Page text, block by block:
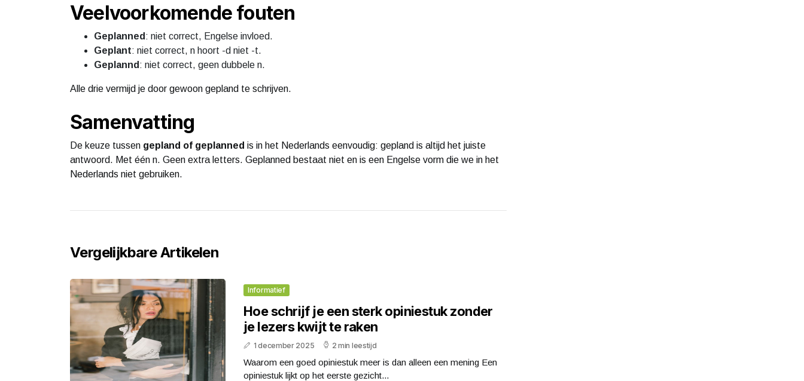
Veelvoorkomende fouten
Geplanned : niet correct, Engelse invloed.
Geplant: niet correct, n hoort -d niet -t.
Geplannd : niet correct, geen dubbele n.
Alle drie vermijd je door gewoon gepland te schrijven.
Samenvatting
De keuze tussen gepland of geplanned is in het Nederlands eenvoudig: gepland is altijd het juiste
antwoord. Met één n. Geen extra letters. Geplanned bestaat niet en is een Engelse vorm die we in het
Nederlands niet gebruiken.
Vergelijkbare Artikelen
Informatief
Hoe schrijf je een sterk opiniestuk zonder
je lezers kwijt te raken
1 december 2025 2 min leestijd
Waarom een goed opiniestuk meer is dan alleen een mening Een
opiniestuk lijkt op het eerste gezicht...